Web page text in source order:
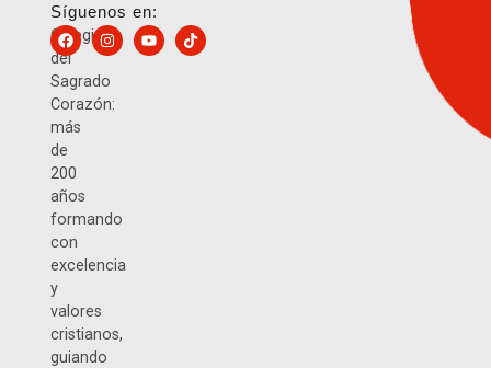
Colegio
del
Sagrado
Corazón:
más
de
200
años
formando
con
excelencia
y
valores
cristianos,
guiando
Síguenos en: